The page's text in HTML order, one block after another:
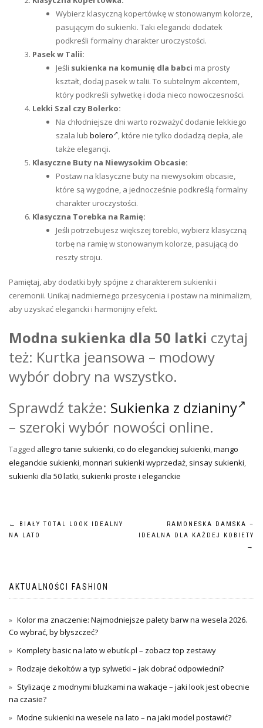
Wybierz klasyczną kopertówkę w stonowanym kolorze,
pasującym do sukienki. Taki elegancki dodatek
podkreśli formalny charakter uroczystości.
Pasek w Talii:
Jeśli sukienka na komunię dla babci ma prosty
kształt, dodaj pasek w talii. To subtelnym akcentem,
który podkreśli sylwetkę i doda nieco nowoczesności.
Lekki Szal czy Bolerko:
Na chłodniejsze dni warto rozważyć dodanie lekkiego
szala lub bolero , które nie tylko dodadzą ciepła, ale
także elegancji.
Klasyczne Buty na Niewysokim Obcasie:
Postaw na klasyczne buty na niewysokim obcasie,
które są wygodne, a jednocześnie podkreślą formalny
charakter uroczystości.
Klasyczna Torebka na Ramię:
Jeśli potrzebujesz większej torebki, wybierz klasyczną
torbę na ramię w stonowanym kolorze, pasującą do
reszty stroju.
Pamiętaj, aby dodatki były spójne z charakterem sukienki i
ceremonii. Unikaj nadmiernego przesycenia i postaw na minimalizm,
aby uzyskać elegancki i harmonijny efekt.
Modna sukienka dla 50 latki czytaj
też: Kurtka jeansowa – modowy
wybór dobry na wszystko.
Sprawdź także: Sukienka z dzianiny
– szeroki wybór nowości online.
Tagged allegro tanie sukienki,co do eleganckiej sukienki,mango
eleganckie sukienki,monnari sukienki wyprzedaż, sinsay sukienki,
sukienki dla 50 latki, sukienki proste i eleganckie
Nawigacja
←
BIAŁY TOTAL LOOK IDEALNY
NA LATO
RAMONESKA DAMSKA –
IDEALNA DLA KAŻDEJ KOBIETY
→
AKTUALNOŚCI FASHION
Kolor ma znaczenie: Najmodniejsze palety barw na wesela 2026.
Co wybrać, by błyszczeć?
Komplety basic na lato w ebutik.pl – zobacz top zestawy
Rodzaje dekoltów a typ sylwetki – jak dobrać odpowiedni?
Stylizacje z modnymi bluzkami na wakacje – jaki look jest obecnie
na czasie?
Modne sukienki na wesele na lato – na jaki model postawić?